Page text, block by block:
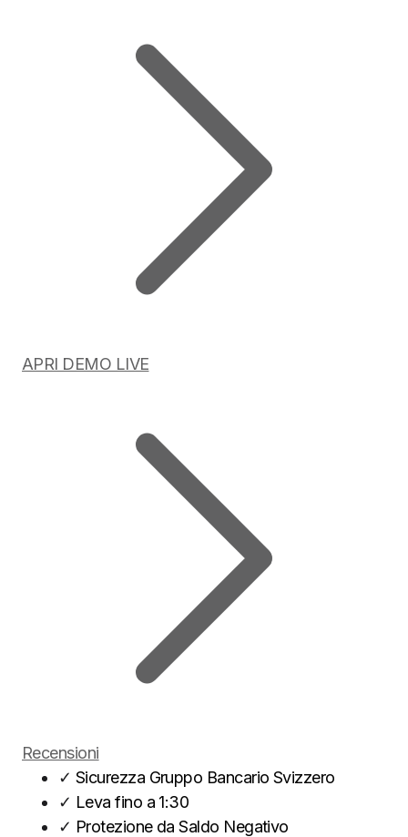
APRI DEMO LIVE
Recensioni
✓ Sicurezza Gruppo Bancario Svizzero
✓ Leva fino a 1:30
✓ Protezione da Saldo Negativo